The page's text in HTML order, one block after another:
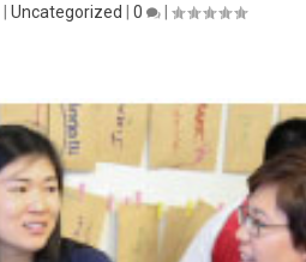
|Uncategorized |0 |